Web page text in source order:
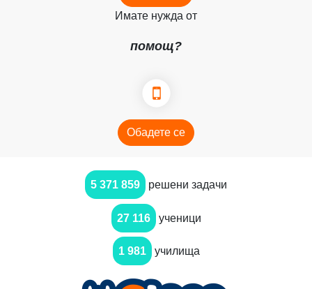
Имате нужда от
помощ?
Обадете се
5 371 859 решени задачи
27 116 ученици
1 981 училища